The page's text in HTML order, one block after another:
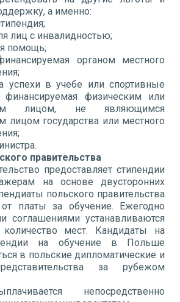
а именно:
лиц с инвалидностью;
помощь;
органом местного
успехи в учебе или спортивные
финансируемая физическим или
лицом, не являющимся
лицом государства или местного
правительства
предоставляет стипендии
на основе двусторонних
польского правительства
платы за обучение. Ежегодно
соглашениями устанавливаются
количество мест. Кандидаты на
на обучение в Польше
в польские дипломатические и
за рубежом
непосредственно